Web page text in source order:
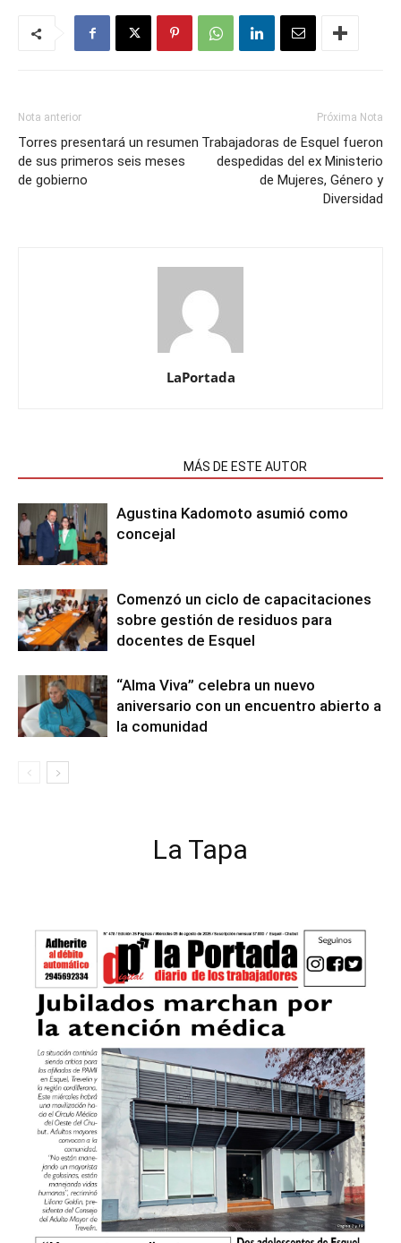
Nota anterior
Torres presentará un resumen
de sus primeros seis meses
de gobierno
Próxima Nota
Trabajadoras de Esquel fueron
despedidas del ex Ministerio
de Mujeres, Género y
Diversidad
LaPortada
MÁS DE ESTE AUTOR
Agustina Kadomoto asumió como
concejal
Comenzó un ciclo de capacitaciones
sobre gestión de residuos para
docentes de Esquel
“Alma Viva” celebra un nuevo
aniversario con un encuentro abierto a
la comunidad
La Tapa